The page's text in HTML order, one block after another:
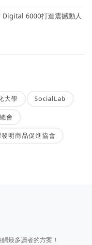
6000打造震撼動人
大學 SocialLab
會
發明商品促進協會
最多讀者的方案！